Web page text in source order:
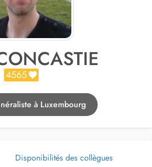
4565
à Luxembourg
Disponibilités des collègues